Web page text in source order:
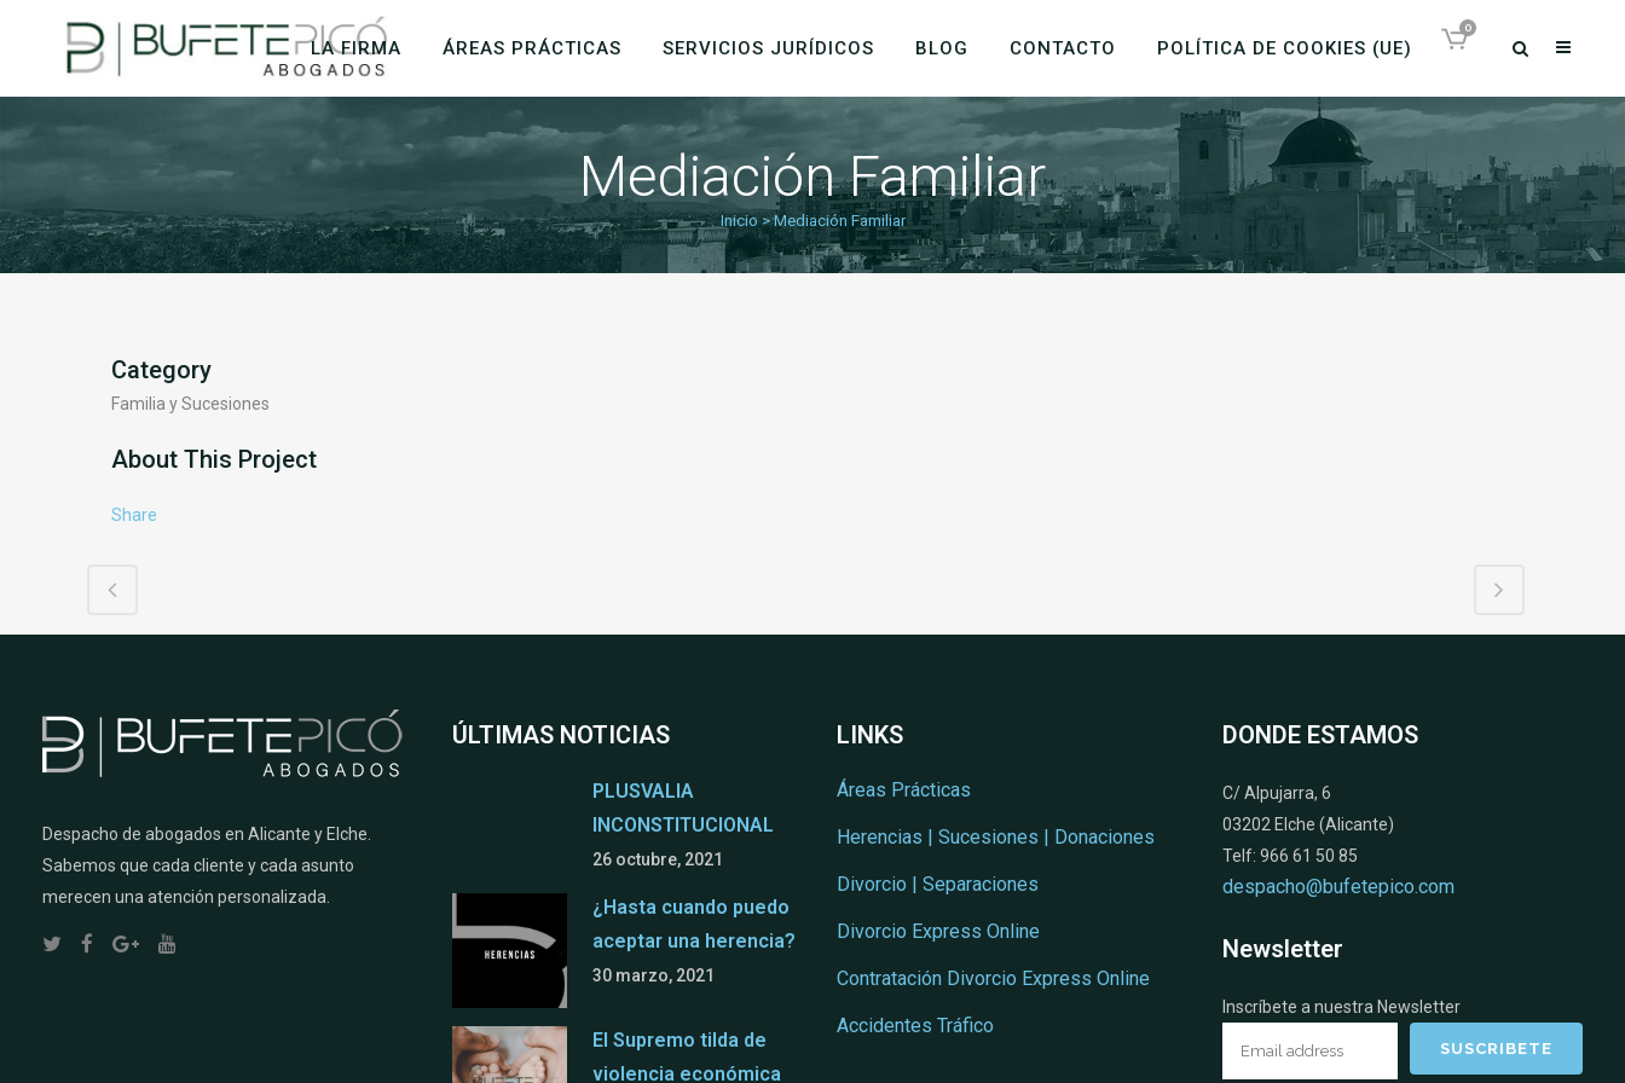
0
LA FIRMA ÁREAS PRÁCTICAS SERVICIOS JURÍDICOS BLOG CONTACTO POLÍTICA DE COOKIES (UE)
Mediación Familiar
Inicio>Mediación Familiar
Category
Familia y Sucesiones
About This Project
Share
Despacho de abogados en Alicante y Elche.
Sabemos que cada cliente y cada asunto
merecen una atención personalizada.
ÚLTIMAS NOTICIAS
PLUSVALIA
INCONSTITUCIONAL
26 octubre, 2021
¿Hasta cuando puedo
aceptar una herencia?
30 marzo, 2021
El Supremo tilda de
violencia económica
LINKS
Áreas Prácticas
Herencias | Sucesiones | Donaciones
Divorcio | Separaciones
Divorcio Express Online
Contratación Divorcio Express Online
Accidentes Tráfico
DONDE ESTAMOS
C/ Alpujarra, 6
03202 Elche (Alicante)
Telf: 966 61 50 85
despacho@bufetepico.com
Newsletter
Inscríbete a nuestra Newsletter